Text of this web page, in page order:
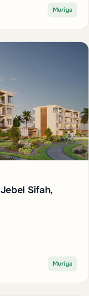
Muriya
Sifah,
Muriya